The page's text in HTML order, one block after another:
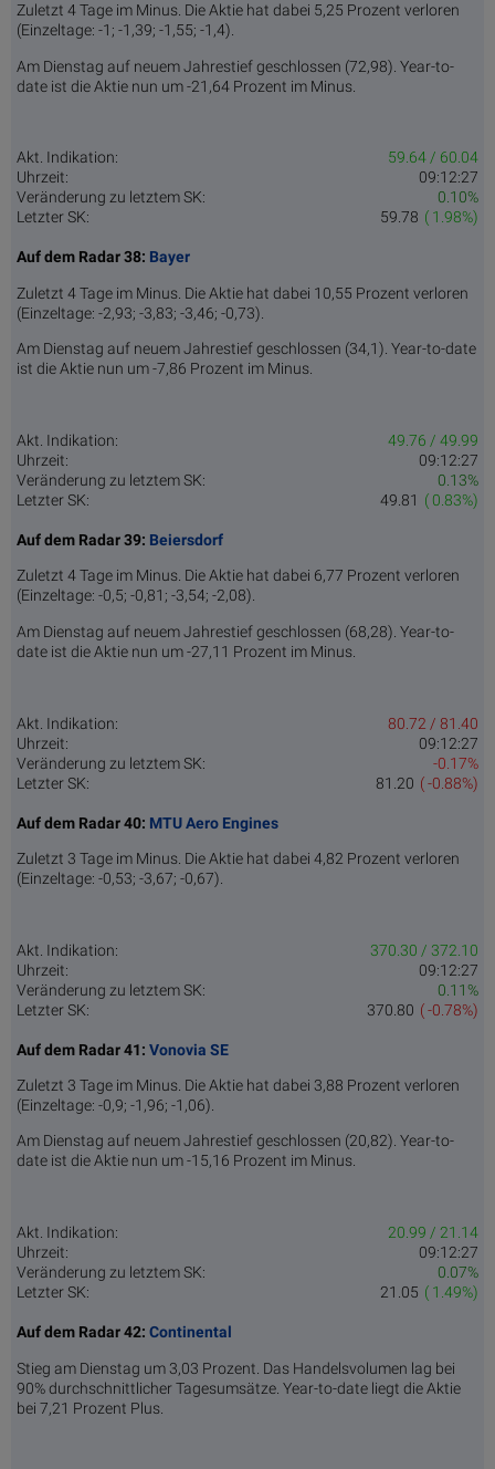
Zuletzt 4 Tage im Minus. Die Aktie hat dabei 5,25 Prozent verloren
(Einzeltage: -1; -1,39; -1,55; -1,4).
Am Dienstag auf neuem Jahrestief geschlossen (72,98). Year-to-
date ist die Aktie nun um -21,64 Prozent im Minus.
Akt. Indikation:
59.64 / 60.04
Uhrzeit:
09:12:27
Veränderung zu letztem SK:
0.10%
Letzter SK:
( 1.98%)
59.78
Auf dem Radar 38: Bayer
Zuletzt 4 Tage im Minus. Die Aktie hat dabei 10,55 Prozent verloren
(Einzeltage: -2,93; -3,83; -3,46; -0,73).
Am Dienstag auf neuem Jahrestief geschlossen (34,1). Year-to-date
ist die Aktie nun um -7,86 Prozent im Minus.
Akt. Indikation:
49.76 / 49.99
Uhrzeit:
09:12:27
Veränderung zu letztem SK:
0.13%
Letzter SK:
( 0.83%)
49.81
Auf dem Radar 39: Beiersdorf
Zuletzt 4 Tage im Minus. Die Aktie hat dabei 6,77 Prozent verloren
(Einzeltage: -0,5; -0,81; -3,54; -2,08).
Am Dienstag auf neuem Jahrestief geschlossen (68,28). Year-to-
date ist die Aktie nun um -27,11 Prozent im Minus.
Akt. Indikation:
80.72 / 81.40
Uhrzeit:
09:12:27
Veränderung zu letztem SK:
-0.17%
Letzter SK:
( -0.88%)
81.20
Auf dem Radar 40: MTU Aero Engines
Zuletzt 3 Tage im Minus. Die Aktie hat dabei 4,82 Prozent verloren
(Einzeltage: -0,53; -3,67; -0,67).
Akt. Indikation:
370.30 / 372.10
Uhrzeit:
09:12:27
Veränderung zu letztem SK:
0.11%
Letzter SK:
( -0.78%)
370.80
Auf dem Radar 41: Vonovia SE
Zuletzt 3 Tage im Minus. Die Aktie hat dabei 3,88 Prozent verloren
(Einzeltage: -0,9; -1,96; -1,06).
Am Dienstag auf neuem Jahrestief geschlossen (20,82). Year-to-
date ist die Aktie nun um -15,16 Prozent im Minus.
Akt. Indikation:
20.99 / 21.14
Uhrzeit:
09:12:27
Veränderung zu letztem SK:
0.07%
Letzter SK:
( 1.49%)
21.05
Auf dem Radar 42: Continental
Stieg am Dienstag um 3,03 Prozent. Das Handelsvolumen lag bei
90% durchschnittlicher Tagesumsätze. Year-to-date liegt die Aktie
bei 7,21 Prozent Plus.